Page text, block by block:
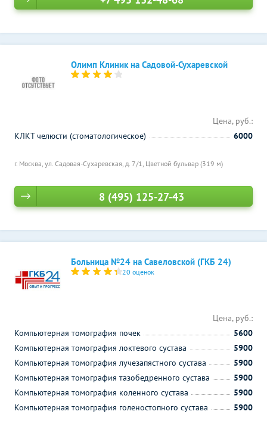
Олимп Клиник на Садовой-Сухаревской
г. Москва, ул. Садовая-Сухаревская, д. 7/1, Цветной бульвар (319 м)
Цена, руб.:
КЛКТ челюсти (стоматологическое)
6000
8 (495) 125-27-43
Больница №24 на Савеловской (ГКБ 24)
20 оценок
Цена, руб.:
Компьютерная томография почек
5600
Компьютерная томография локтевого сустава
5900
Компьютерная томография лучезапястного сустава
5900
Компьютерная томография тазобедренного сустава
5900
Компьютерная томография коленного сустава
5900
Компьютерная томография голеностопного сустава
5900